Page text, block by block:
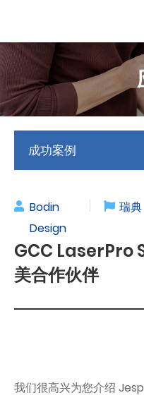
成功案例
Bodin
Design
瑞典
GCC LaserPro
美合作伙伴
我们很高兴为您介绍